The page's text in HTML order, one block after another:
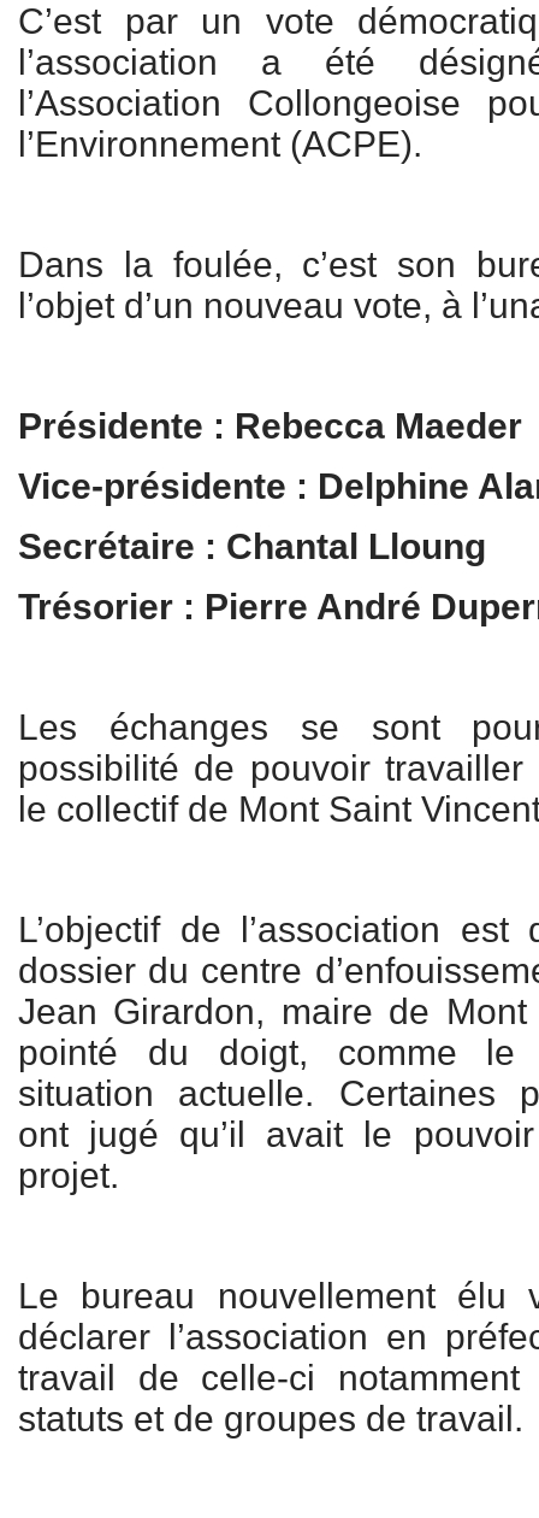
C’est par un vote
l’association a été
l’Association Collongeoise
l’Environnement (ACPE).
Dans la foulée, c’est son
l’objet d’un nouveau vote, à
Présidente : Rebecca Maeder
Vice-présidente : Delphine
Secrétaire : Chantal Lloung
Trésorier : Pierre André
Les échanges se sont
possibilité de pouvoir travailler
le collectif de Mont Saint
L’objectif de l’association
dossier du centre
Jean Girardon, maire de
pointé du doigt, comme le
situation actuelle. Certaines
ont jugé qu’il avait le
projet.
Le bureau nouvellement élu
déclarer l’association en
travail de celle-ci
statuts et de groupes de travail.